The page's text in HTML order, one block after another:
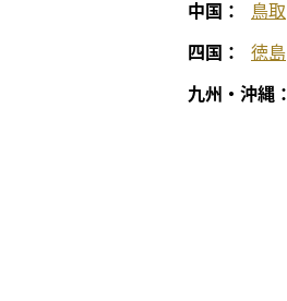
中国：
鳥取
四国：
徳島
九州・沖縄：